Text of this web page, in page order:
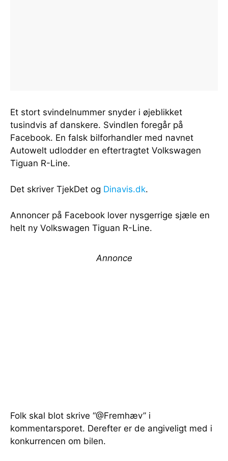
Et stort svindelnummer snyder i øjeblikket
tusindvis af danskere. Svindlen foregår på
Facebook. En falsk bilforhandler med navnet
Autowelt udlodder en eftertragtet Volkswagen
Tiguan R-Line.
Det skriver TjekDet og Dinavis.dk.
Annoncer på Facebook lover nysgerrige sjæle en
helt ny Volkswagen Tiguan R-Line.
Annonce
Folk skal blot skrive “@Fremhæv” i
kommentarsporet. Derefter er de angiveligt med i
konkurrencen om bilen.